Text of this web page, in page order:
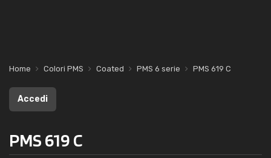
Home Colori PMS Coated PMS 6 serie PMS 619 C
Accedi
PMS 619 C